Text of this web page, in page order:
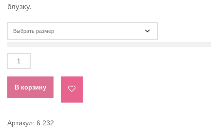
блузку.
Количество
товара
ARAGON
В корзину
Артикул: 6.232